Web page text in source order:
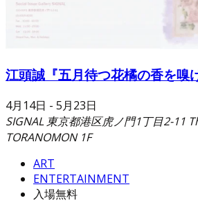
江頭誠『五月待つ花橘の香を嗅
4月14日 - 5月23日
SIGNAL 東京都港区虎ノ門1丁目2-11
TORANOMON 1F
ART
ENTERTAINMENT
入場無料